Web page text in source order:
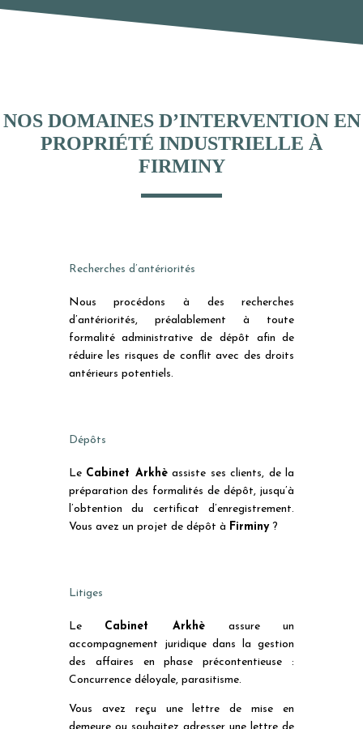
NOS DOMAINES D’INTERVENTION EN
PROPRIÉTÉ INDUSTRIELLE À
FIRMINY
Recherches d’antériorités
Nous procédons à des recherches
d’antériorités, préalablement à toute
formalité administrative de dépôt afin de
réduire les risques de conflit avec des droits
antérieurs potentiels.
Dépôts
Le Cabinet Arkhèassiste ses clients, de la
préparation des formalités de dépôt, jusqu’à
l’obtention du certificat d’enregistrement.
Vous avez un projet de dépôt à Firminy?
Litiges
Le Cabinet Arkhè assure un
accompagnement juridique dans la gestion
des affaires en phase précontentieuse :
Concurrence déloyale, parasitisme.
Vous avez reçu une lettre de mise en